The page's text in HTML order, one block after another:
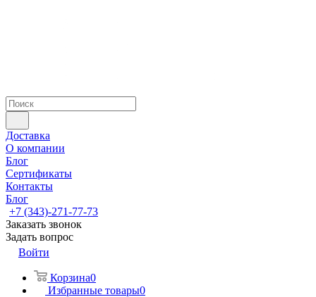
Доставка
О компании
Блог
Сертификаты
Контакты
Блог
+7 (343)-271-77-73
Заказать звонок
Задать вопрос
Войти
Корзина0
Избранные товары0